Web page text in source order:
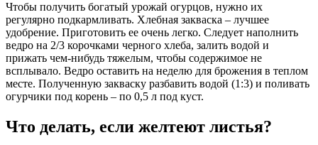
Чтобы получить богатый урожай огурцов, нужно их
регулярно подкармливать. Хлебная закваска – лучшее
удобрение. Приготовить ее очень легко. Следует наполнить
ведро на 2/3 корочками черного хлеба, залить водой и
прижать чем-нибудь тяжелым, чтобы содержимое не
всплывало. Ведро оставить на неделю для брожения в теплом
месте. Полученную закваску разбавить водой (1:3) и поливать
огурчики под корень – по 0,5 л под куст.
Что делать, если желтеют листья?